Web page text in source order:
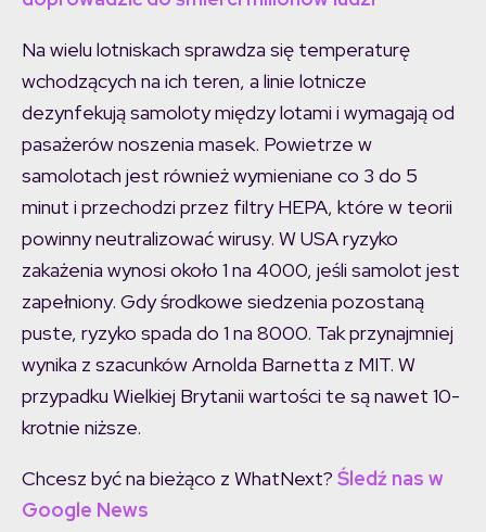
Na wielu lotniskach sprawdza się temperaturę
wchodzących na ich teren, a linie lotnicze
dezynfekują samoloty między lotami i wymagają od
pasażerów noszenia masek. Powietrze w
samolotach jest również wymieniane co 3 do 5
minut i przechodzi przez filtry HEPA, które w teorii
powinny neutralizować wirusy. W USA ryzyko
zakażenia wynosi około 1 na 4000, jeśli samolot jest
zapełniony. Gdy środkowe siedzenia pozostaną
puste, ryzyko spada do 1 na 8000. Tak przynajmniej
wynika z szacunków Arnolda Barnetta z MIT. W
przypadku Wielkiej Brytanii wartości te są nawet 10-
krotnie niższe.
Chcesz być na bieżąco z WhatNext? Śledź nas w
Google News